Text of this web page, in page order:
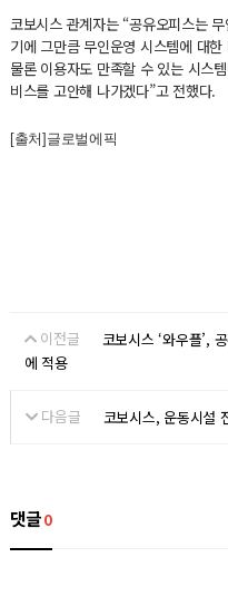
코보시스 관계자는 “공유오피스는
기에 그만큼 무인운영 시스템에 대
물론 이용자도 만족할 수 있는 시스
비스를 고안해 나가겠다”고 전했다.
[출처]글로벌에픽
이전글
코보시스 ‘와우플’,
에 적용
다음글
코보시스, 운동시설
댓글0